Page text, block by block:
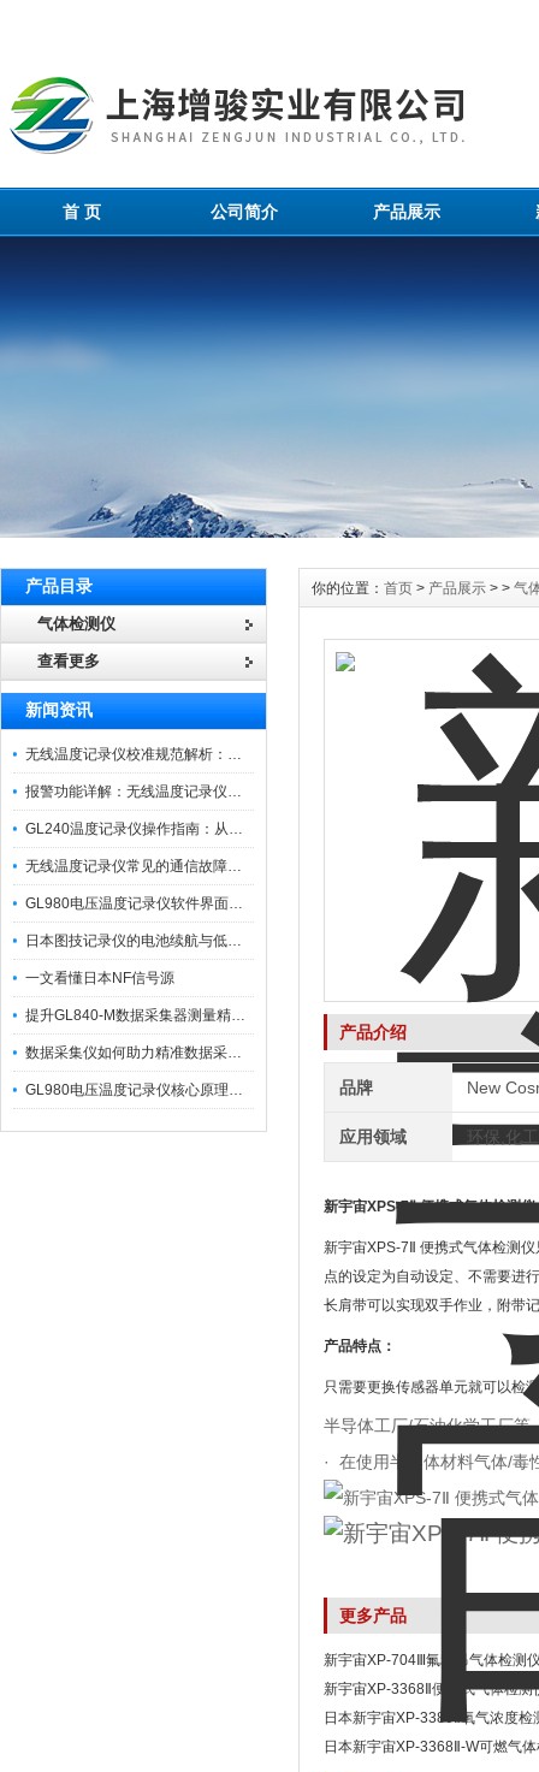
首 页 公司简介 产品展示
产品目录
气体检测仪
查看更多
新闻资讯
无线温度记录仪校准规范解析：从多点比对到不确定度评定的实操流程
报警功能详解：无线温度记录仪的阈值设定与通知机制
GL240温度记录仪操作指南：从开箱、接线到数据导出的标准化流程
无线温度记录仪常见的通信故障诊断与排除指南
GL980电压温度记录仪软件界面功能与使用技巧
日本图技记录仪的电池续航与低功耗模式适用场景分析
一文看懂日本NF信号源
提升GL840-M数据采集器测量精度的操作秘籍
数据采集仪如何助力精准数据采集与分析？​
GL980电压温度记录仪核心原理及行业应用
你的位置： 首页 > 产品展示 > > 气
产品介绍
品牌 New
应用领域 环保,化
新宇宙XPS-7Ⅱ 便携式气体检测仪
新宇宙XPS-7Ⅱ 便携式气体检测
点的设定为自动设定、不需要进
长肩带可以实现双手作业，附带
产品特点：
只需要更换传感器单元就可以检
半导体工厂/石油化学工厂等
· 在使用半导体材料气体/毒
更多产品
新宇宙XP-704Ⅲ氟利昂气体检测
新宇宙XP-3368Ⅱ便携式气体检测
日本新宇宙XP-3380Ⅱ氧气浓度检
日本新宇宙XP-3368Ⅱ-W可燃气